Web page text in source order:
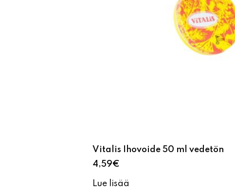
Vitalis Ihovoide 50 ml vedetön
4,59€
Lue lisää